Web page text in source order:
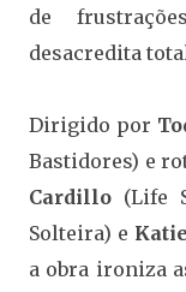
de
desacredita
Dirigido por
Bastidores) e
Cardillo (Life
Solteira) e
a obra ironiza